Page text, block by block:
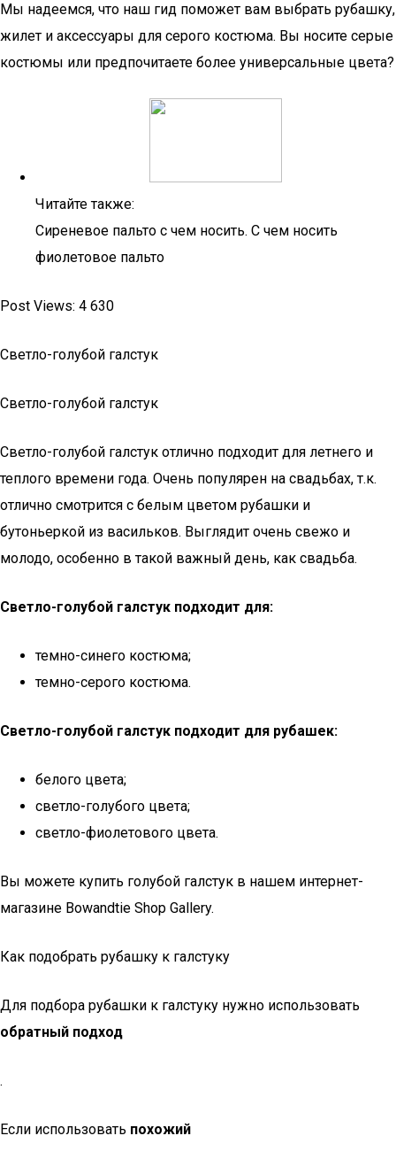
Мы надеемся, что наш гид поможет вам выбрать рубашку,
жилет и аксессуары для серого костюма. Вы носите серые
костюмы или предпочитаете более универсальные цвета?
Читайте также:
Сиреневое пальто с чем носить. С чем носить
фиолетовое пальто
Post Views: 4 630
Светло-голубой галстук
Светло-голубой галстук
Светло-голубой галстук отлично подходит для летнего и
теплого времени года. Очень популярен на свадьбах, т.к.
отлично смотрится с белым цветом рубашки и
бутоньеркой из васильков. Выглядит очень свежо и
молодо, особенно в такой важный день, как свадьба.
Светло-голубой галстук подходит для:
темно-синего костюма;
темно-серого костюма.
Светло-голубой галстук подходит для рубашек:
белого цвета;
светло-голубого цвета;
светло-фиолетового цвета.
Вы можете купить голубой галстук в нашем интернет-
магазине Bowandtie Shop Gallery.
Как подобрать рубашку к галстуку
Для подбора рубашки к галстуку нужно использовать
обратный подход
.
Если использовать похожий